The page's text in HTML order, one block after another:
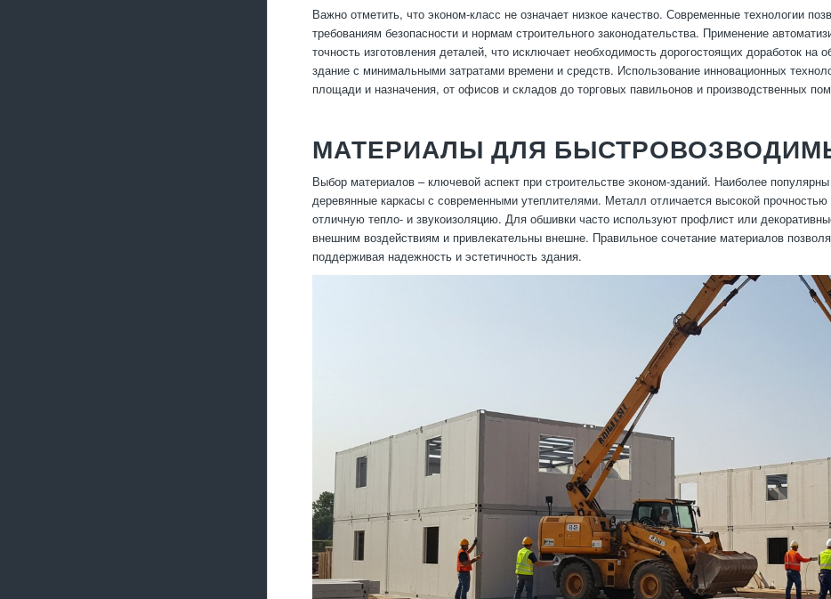
Важно отметить, что эконом-класс не означает низкое качество. Современные технологии
требованиям безопасности и нормам строительного законодательства. Применение
точность изготовления деталей, что исключает необходимость дорогостоящих доработок на
здание с минимальными затратами времени и средств. Использование инновационных
площади и назначения, от офисов и складов до торговых павильонов и производственных
МАТЕРИАЛЫ ДЛЯ
Выбор материалов – ключевой аспект при строительстве эконом-зданий. Наиболее
деревянные каркасы с современными утеплителями. Металл отличается высокой
отличную тепло- и звукоизоляцию. Для обшивки часто используют профлист или
внешним воздействиям и привлекательны внешне. Правильное сочетание материалов
поддерживая надежность и эстетичность здания.